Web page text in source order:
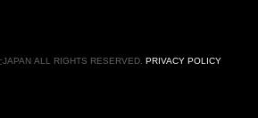
ALL RIGHTS RESERVED. PRIVACY POLICY